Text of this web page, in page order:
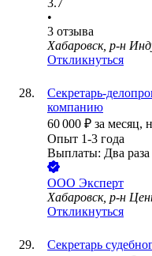
3.7
•
3 отзыва
Хабаровск, р-н
Откликнуться
Секретарь-
компанию
60 000 ₽ за месяц,
Опыт 1-3 года
Выплаты: Два раза
ООО Эксперт
Хабаровск, р-н
Откликнуться
Секретарь